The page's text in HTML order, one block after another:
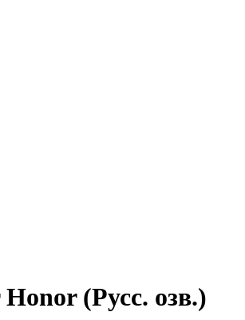
(Русс. озв.)